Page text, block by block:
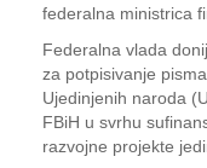
federalna ministrica
Federalna vlada
za potpisivanje
Ujedinjenih naroda
FBiH u svrhu
razvojne projekte